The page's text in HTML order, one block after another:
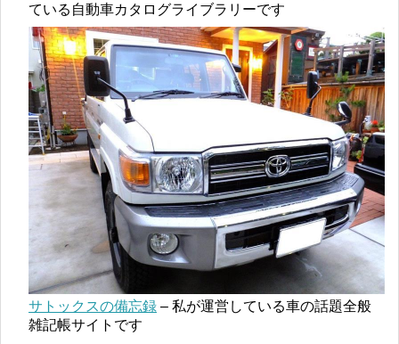
ている自動車カタログライブラリーです
サトックスの備忘録 – 私が運営している車の話題全般
雑記帳サイトです